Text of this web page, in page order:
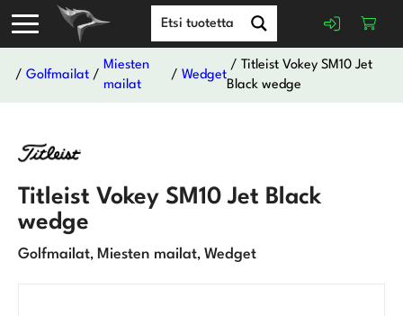
/Golfmailat /
Miesten
mailat
/Wedget
/ Titleist Vokey SM10 Jet
Black wedge
Titleist Vokey SM10 Jet Black
wedge
Golfmailat, Miesten mailat, Wedget